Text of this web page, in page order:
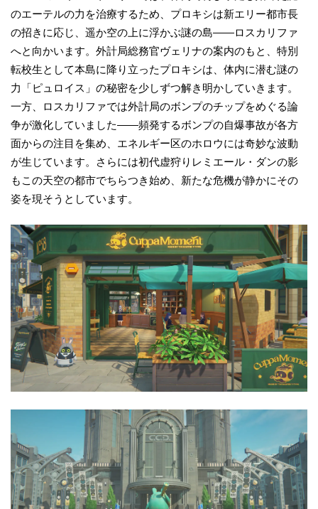
のエーテルの力を治療するため、プロキシは新エリー都市長
の招きに応じ、遥か空の上に浮かぶ謎の島——ロスカリファ
へと向かいます。外計局総務官ヴェリナの案内のもと、特別
転校生として本島に降り立ったプロキシは、体内に潜む謎の
力「ピュロイス」の秘密を少しずつ解き明かしていきます。
一方、ロスカリファでは外計局のボンプのチップをめぐる論
争が激化していました——頻発するボンプの自爆事故が各方
面からの注目を集め、エネルギー区のホロウには奇妙な波動
が生じています。さらには初代虚狩りレミエール・ダンの影
もこの天空の都市でちらつき始め、新たな危機が静かにその
姿を現そうとしています。